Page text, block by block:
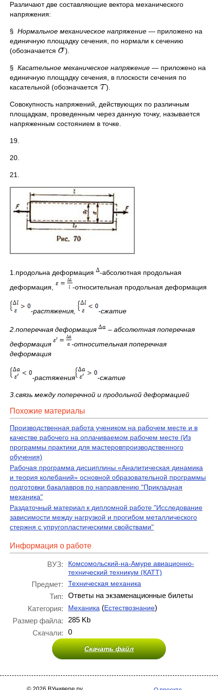
Различают две составляющие вектора механического
напряжения:
§ Нормальное механическое напряжение — приложено на
единичную площадку сечения, по нормали к сечению
(обозначается
).
§ Касательное механическое напряжение — приложено на
единичную площадку сечения, в плоскости сечения по
касательной (обозначается
).
Совокупность напряжений, действующих по различным
площадкам, проведенным через данную точку, называется
напряженным состоянием в точке.
19.
20.
21.
1.продольна деформация
-абсолютная продольная
деформация,
-относительная продольная деформация
-растяжения, -сжатие
2.поперечная деформация
– абсолютная поперечная
деформация
-относительная поперечная
деформация
-растяжения -сжатие
3.связь между поперечной и продольной деформацией
Похожие материалы
Производственная работа учеником на рабочем месте и в
качестве рабочего на оплачиваемом рабочем месте (Из
программы практики для мастеровпроизводственного
обучения)
Рабочая программа дисциплины «Аналитическая динамика
и теория колебаний» основной образовательной программы
подготовки бакалавров по направлению "Прикладная
механика"
Раздаточный материал к дипломной работе "Исследование
зависимости между нагрузкой и прогибом металлического
стержня с упругопластическими свойствами"
Информация о работе
ВУЗ:
Комсомольский-на-Амуре авиационно-
технический техникум (КАТТ)
Предмет: Техническая механика
Тип:
Ответы на экзаменационные билеты
Категория:
Механика (Естествознание)
Размер файла:
285 Kb
Скачали:
0
Скачать файл